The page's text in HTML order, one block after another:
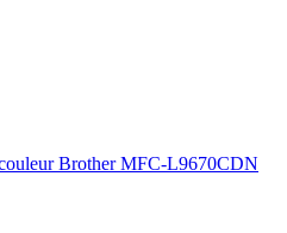
Brother MFC-L9670CDN